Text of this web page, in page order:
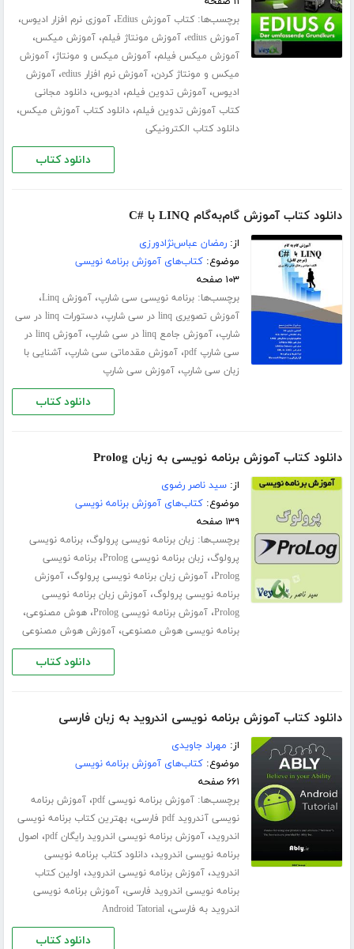
برچسب‌ها:کتاب آموزش Edius ،آموزی نرم افزار ادیوس،
آموزش edius ،آموزش مونتاژ فیلم،آموزش میکس،
آموزش میکس فیلم،آموزش میکس و مونتاژ،آموزش
میکس و مونتاژ کردن،آموزش نرم افزار edius ،آموزش
ادیوس،آموزش تدوین فیلم، ادیوس،دانلود مجانی
کتاب آموزش تدوین فیلم،دانلود کتاب آموزش میکس،
دانلود کتاب الکترونیکی
دانلود کتاب
دانلود کتاب آموزش گام‌به‌گام LINQ با #C
از:رمضان عباس‌نژادورزی
موضوع:کتاب‌های آموزش برنامه نویسی
۱۰۳ صفحه
برچسب‌ها:برنامه نویسی سی شارپ،آموزش Linq ،
آموزش تصویری linq در سی شارپ ،
دستورات linq در سی
شارپ،آموزش جامع linq در سی شارپ ،
آموزش linq در
سی شارپ pdf
،آموزش مقدماتی سی شارپ،آشنایی با
زبان سی شارپ،آموزش سی شارپ
دانلود کتاب
دانلود کتاب آموزش برنامه نویسی به زبان Prolog
از:سید ناصر رضوی
موضوع:کتاب‌های آموزش برنامه نویسی
۱۳۹ صفحه
برچسب‌ها: زبان برنامه نویسی پرولوگ،برنامه نویسی
پرولوگ، زبان برنامه نویسی Prolog ،برنامه نویسی
Prolog،آموزش زبان برنامه نویسی پرولوگ،آموزش
برنامه نویسی پرولوگ،آموزش زبان برنامه نویسی
Prolog،آموزش برنامه نویسی Prolog ،هوش مصنوعی،
برنامه نویسی هوش مصنوعی،آموزش هوش مصنوعی
دانلود کتاب
دانلود کتاب آموزش برنامه نویسی اندروید به زبان فارسی
از: مهراد جاویدی
موضوع:کتاب‌های آموزش برنامه نویسی
۶۶۱ صفحه
برچسب‌ها:آموزش برنامه نویسی pdf ،آموزش برنامه
نویسی آندروید pdf فارسی
،بهترین کتاب برنامه نویسی
اندروید،آموزش برنامه نویسی اندروید رایگان pdf ، اصول
برنامه نویسی اندروید،دانلود کتاب برنامه نویسی
اندروید،آموزش برنامه نویسی اندروید، اولین کتاب
برنامه نویسی اندروید فارسی،آموزش برنامه نویسی
اندروید به فارسی،Android Tatorial
دانلود کتاب